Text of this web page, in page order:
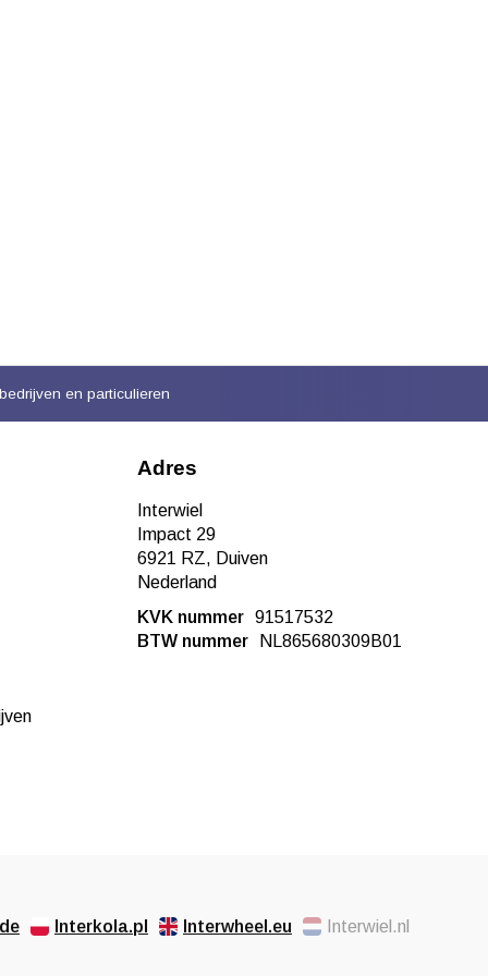
en particulieren
Adres
Interwiel
Impact 29
6921 RZ, Duiven
Nederland
KVK nummer 91517532
BTW nummer
NL865680309B01
Interkola.pl Interwheel.eu Interwiel.nl